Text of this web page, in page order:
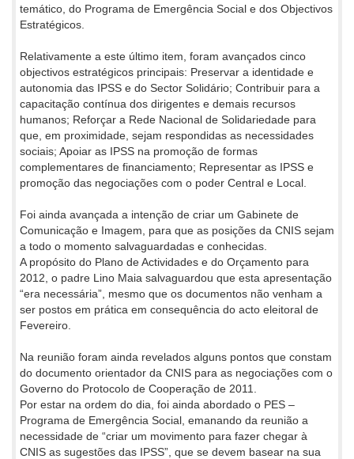
temático, do Programa de Emergência Social e dos Objectivos
Estratégicos.
Relativamente a este último item, foram avançados cinco
objectivos estratégicos principais: Preservar a identidade e
autonomia das IPSS e do Sector Solidário; Contribuir para a
capacitação contínua dos dirigentes e demais recursos
humanos; Reforçar a Rede Nacional de Solidariedade para
que, em proximidade, sejam respondidas as necessidades
sociais; Apoiar as IPSS na promoção de formas
complementares de financiamento; Representar as IPSS e
promoção das negociações com o poder Central e Local.
Foi ainda avançada a intenção de criar um Gabinete de
Comunicação e Imagem, para que as posições da CNIS sejam
a todo o momento salvaguardadas e conhecidas.
A propósito do Plano de Actividades e do Orçamento para
2012, o padre Lino Maia salvaguardou que esta apresentação
“era necessária”, mesmo que os documentos não venham a
ser postos em prática em consequência do acto eleitoral de
Fevereiro.
Na reunião foram ainda revelados alguns pontos que constam
do documento orientador da CNIS para as negociações com o
Governo do Protocolo de Cooperação de 2011.
Por estar na ordem do dia, foi ainda abordado o PES –
Programa de Emergência Social, emanando da reunião a
necessidade de “criar um movimento para fazer chegar à
CNIS as sugestões das IPSS”, que se devem basear na sua